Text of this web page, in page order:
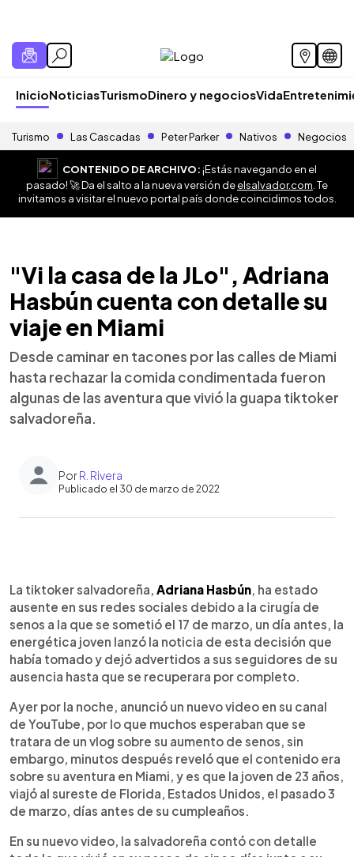
InicioNoticiasTurismoDinero y negociosVida
Turismo Las Cascadas Peter Parker Nativos Negocios
CONTENIDO DE ARCHIVO:¡Estás navegando en el
pasado! 🚀 Da el salto a la nueva versión deelsalvador.com . Te
invitamos a visitar el nuevo portal país donde coincidimos todos.
"Vi la casa de la JLo", Adriana
Hasbún cuenta con detalle su
viaje en Miami
Desde caminar en tacones por las calles de Miami
hasta rechazar la comida condimentada fueron
algunas de las aventura que vivió la guapa tiktoker
salvadoreña.
PorR. Rivera
Publicado el 30 de marzo de 2022
► Escuchar artículo
La tiktoker salvadoreña, Adriana Hasbún, ha estado
ausente en sus redes sociales debido a la cirugía de
senos a la que se sometió el 17 de marzo, un día antes, la
energética joven lanzó la noticia de esta decisión que
había tomado y dejó advertidos a sus seguidores de su
ausencia hasta que se recuperara por completo.
Ayer por la noche, anunció un nuevo video en su canal
de YouTube, por lo que muchos esperaban que se
tratara de un vlog sobre su aumento de senos, sin
embargo, minutos después reveló que el contenido era
sobre su aventura en Miami, y es que la joven de 23 años,
viajó al sureste de Florida, Estados Unidos, el pasado 3
de marzo, días antes de su cumpleaños.
En su nuevo video, la salvadoreña contó con detalle